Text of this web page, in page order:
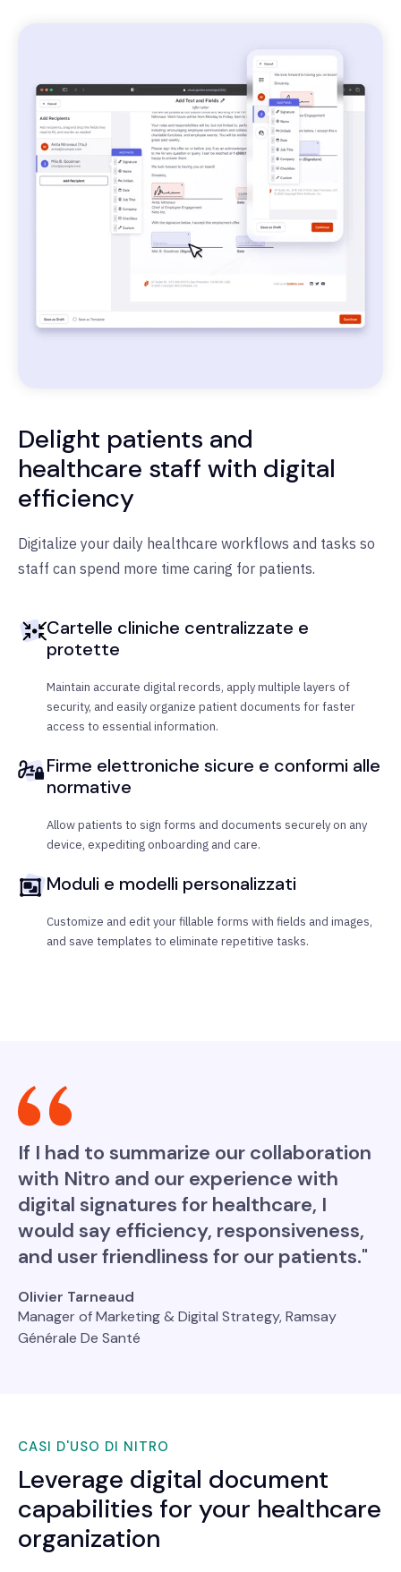
Delight patients and
healthcare staff with digital
efficiency
Digitalize your daily healthcare workflows and tasks so
staff can spend more time caring for patients.
Cartelle cliniche centralizzate e
protette
Maintain accurate digital records, apply multiple layers of
security, and easily organize patient documents for faster
access to essential information.
Firme elettroniche sicure e conformi alle
normative
Allow patients to sign forms and documents securely on any
device, expediting onboarding and care.
Moduli e modelli personalizzati
Customize and edit your fillable forms with fields and images,
and save templates to eliminate repetitive tasks.
If I had to summarize our collaboration
with Nitro and our experience with
digital signatures for healthcare, I
would say efficiency, responsiveness,
and user friendliness for our patients."
Olivier Tarneaud
Manager of Marketing & Digital Strategy, Ramsay
Générale De Santé
CASI D'USO DI NITRO
Leverage digital document
capabilities for your healthcare
organization